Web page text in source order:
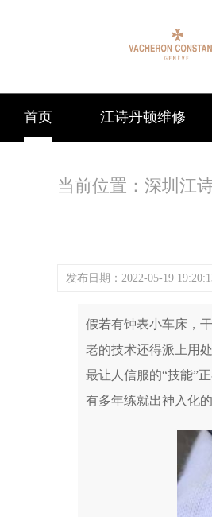
首页 江诗丹顿维修
当前位置： 深圳江
发布日期：2022-05-19
假若有钟表小车床，
老的技术还得派上用
最让人信服的“技能”
有多年练就出神入化